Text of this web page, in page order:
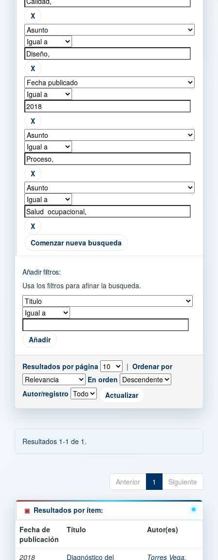
Comenzar nueva busqueda
Añadir filtros:
Usa los filtros para afinar la busqueda.
Resultados por página | Ordenar por
En orden
Autor/registro
Resultados 1-1 de 1.
Anterior 1 Siguiente
Resultados por ítem:
Fecha de
publicación
Título Autor(es)
2018
Diagnóstico del
Torres Vega,